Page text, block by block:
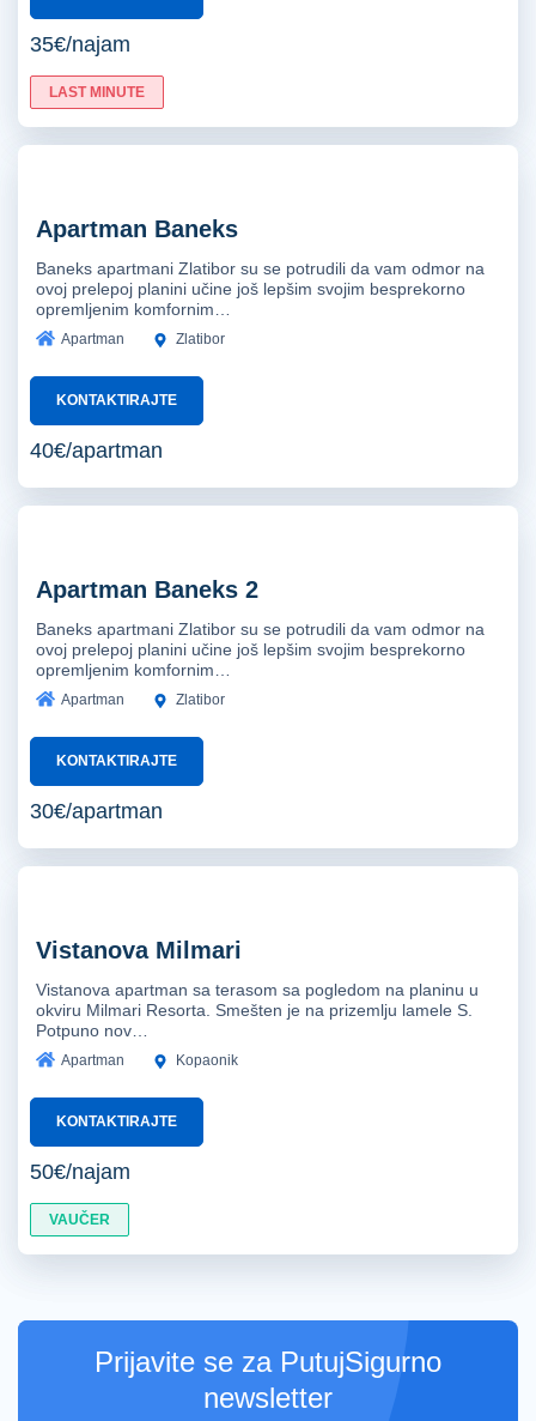
35€/najam
LAST MINUTE
Apartman Baneks
Baneks apartmani Zlatibor su se potrudili da vam odmor na
ovoj prelepoj planini učine još lepšim svojim besprekorno
opremljenim komfornim…
Apartman Zlatibor
KONTAKTIRAJTE
40€/apartman
Apartman Baneks 2
Baneks apartmani Zlatibor su se potrudili da vam odmor na
ovoj prelepoj planini učine još lepšim svojim besprekorno
opremljenim komfornim…
Apartman Zlatibor
KONTAKTIRAJTE
30€/apartman
Vistanova Milmari
Vistanova apartman sa terasom sa pogledom na planinu u
okviru Milmari Resorta. Smešten je na prizemlju lamele S.
Potpuno nov…
Apartman Kopaonik
KONTAKTIRAJTE
50€/najam
VAUČER
Prijavite se za PutujSigurno
newsletter